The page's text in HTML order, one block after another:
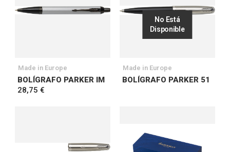
Made in Europe
BOLÍGRAFO PARKER IM
28,75 €
No Está
Disponible
Made in Europe
BOLÍGRAFO PARKER 51